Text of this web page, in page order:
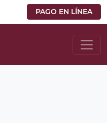
PAGO EN LÍNEA